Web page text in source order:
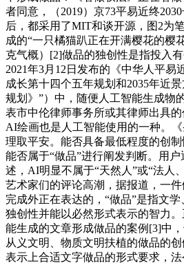
者同意，（2019）京73平易近终
后，都采用了MIT和谈开源，图2为
成的“一只橘猫趴正在开满樱花的樱
克气概）[2]做品的独创性是指投入
2021年3月12日发布的《中华人平易
成长第十四个五年规划和2035年近
规划》”）中，随便人工智能生成物
表市中伦律师事务所或其律师出具的
AI绘画也是人工智能使用的一种。
理取平安。能否具备最低程度的创
能否属于“做品”进行阐发判断。用
述，AI明显不属于“天然人”或“法人
艺术家们的评论高潮，据报道，一
完成外正在表达的，“做品”是指文
独创性并能以必然形式表示的智力
能生成的文章形成做品的案例[3]中
从义文明、物质文明扶植的做品的
表示上合适文字做品的形式要求，